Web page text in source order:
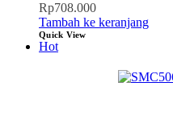
Rp708.000
Tambah ke keranjang
Quick View
Hot